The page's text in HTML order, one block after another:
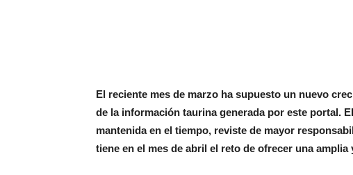
El reciente mes de marzo ha supuesto un nuevo
de la información taurina generada por este portal.
mantenida en el tiempo, reviste de mayor
tiene en el mes de abril el reto de ofrecer una